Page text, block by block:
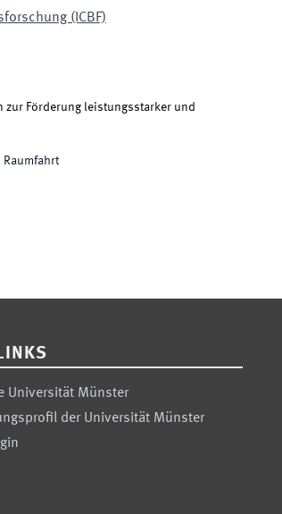
(ICBF)
zur Förderung leistungsstarker und
Universität Münster
der Universität Münster